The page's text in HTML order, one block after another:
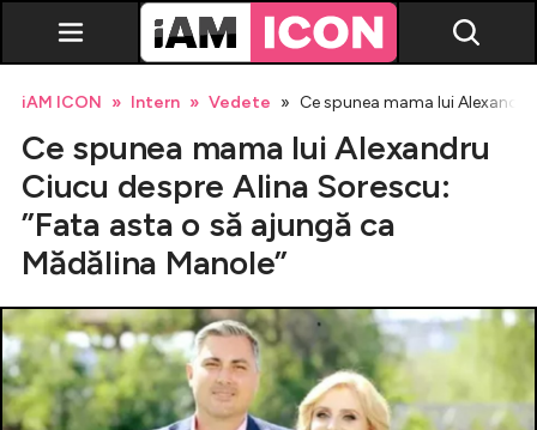
Vedete
Evenimente
Emisiuni TV
iAM ICON Intern Vedete Ce spunea mama lui
Ce spunea mama lui Alexandru
Ciucu despre Alina Sorescu:
”Fata asta o să ajungă ca
Mădălina Manole”